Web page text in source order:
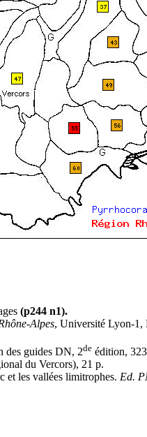
(p244 n1).
Alpes, Université Lyon-1,
des guides DN, 2de édition,
du Vercors), 21 p.
et les vallées limitrophes. Ed.